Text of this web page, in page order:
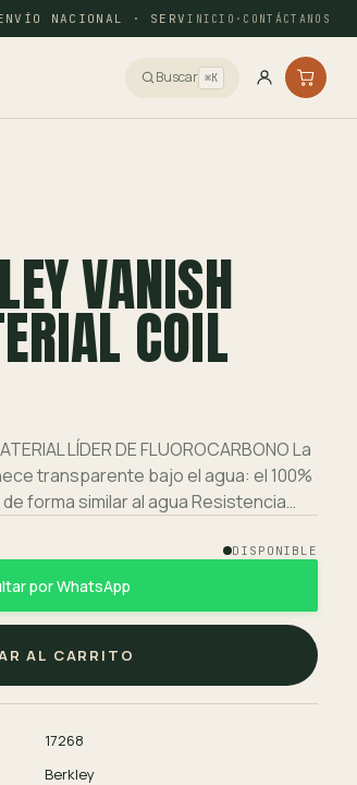
NACIONAL · SERVIENTREGA Y
INICIO · CONTÁCTANOS
Buscar ⌘K
VANISH
COIL
LÍDER DE FLUOROCARBONO La
transparente bajo el agua: el 100%
forma similar al agua Resistencia…
DISPONIBLE
por WhatsApp
AL CARRITO
17268
Berkley